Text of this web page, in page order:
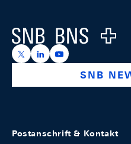
Logo
https://x.com/snb_bns
https://https://
SNB
Postanschrift & Kontakt